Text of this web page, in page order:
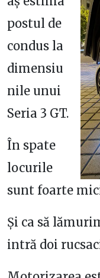
postul de
condus la
dimensiu
nile unui
Seria 3 GT.
În spate
locurile
sunt foarte
Și ca să
intră doi